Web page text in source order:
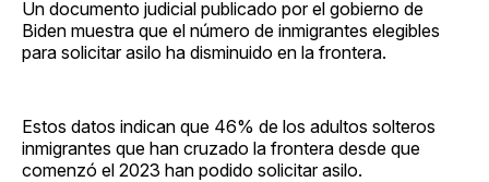
Un documento judicial publicado por el gobierno de
Biden muestra que el número de inmigrantes elegibles
para solicitar asilo ha disminuido en la frontera.
Estos datos indican que 46% de los adultos solteros
inmigrantes que han cruzado la frontera desde que
comenzó el 2023 han podido solicitar asilo.